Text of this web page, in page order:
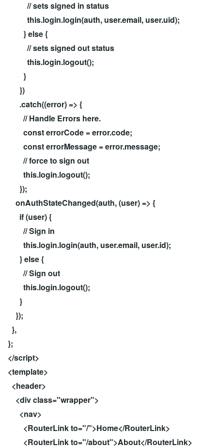
// sets signed in status
this.login.login(auth, user.email, user.uid);
} else {
// sets signed out status
this.login.logout();
}
})
.catch((error) => {
// Handle Errors here.
const errorCode = error.code;
const errorMessage = error.message;
// force to sign out
this.login.logout();
});
onAuthStateChanged(auth, (user) => {
if (user) {
// Sign in
this.login.login(auth, user.email, user.id);
} else {
// Sign out
this.login.logout();
}
});
},
};
</script>
<template>
<header>
<div class="wrapper">
<nav>
<RouterLink to="/">Home</RouterLink>
<RouterLink to="/about">About</RouterLink>